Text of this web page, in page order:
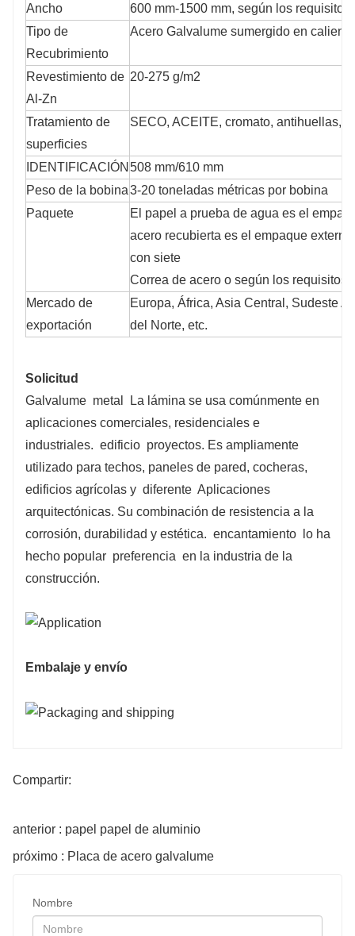
Ancho
600 mm-1500 mm, según los requisitos
Tipo de
Recubrimiento
Acero Galvalume sumergido en caliente
Revestimiento de
Al-Zn
20-275 g/m2
Tratamiento de
superficies
SECO, ACEITE, cromato, antihuellas,
IDENTIFICACIÓN 508 mm/610 mm
Peso de la bobina3-20 toneladas métricas por bobina
Paquete
El papel a prueba de agua es el
acero recubierta es el empaque
con siete
Correa de acero o según los requisitos
Mercado de
exportación
Europa, África, Asia Central, Sudeste
del Norte, etc.
Solicitud
Galvalume metal La lámina se usa comúnmente en
aplicaciones comerciales, residenciales e
industriales. edificio proyectos. Es ampliamente
utilizado para techos, paneles de pared, cocheras,
edificios agrícolas y diferente Aplicaciones
arquitectónicas. Su combinación de resistencia a la
corrosión, durabilidad y estética. encantamiento lo ha
hecho popular preferencia en la industria de la
construcción.
Embalaje y envío
Compartir:
anterior : papel papel de aluminio
próximo : Placa de acero galvalume
Nombre